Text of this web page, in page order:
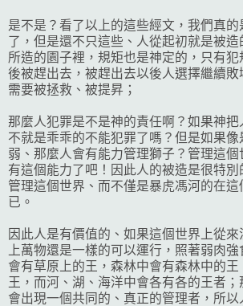
是不是？看了以上的這些經文，我們真的
了，但是還不只這些、人從起初就是被
所造的園子裡，規矩也是神定的，只有犯
後被趕出去，被趕出去以後人選擇繼續敗
需要被拯救、被提昇；
那麼人犯罪是不是神的責任啊？如果神把
不就是乖乖的不能犯罪了嗎？但是如果
弱、那麼人會有能力管理獅子？管理這
有這個能力了吧！因此人的被造是很特
管理這個世界、而不僅是暴虎馮河的在
已。
因此人是有價值的、如果這個世界上從
上萬物還是一樣的可以運行，照著弱肉
會有草原上的王，森林中會有森林中的
王，而河、湖、海洋中會各有各的王者
會出現一個共同的、真正的管理者，所以